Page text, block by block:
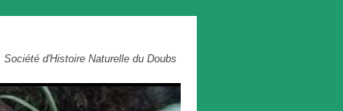
Société d'Histoire Naturelle du Doubs